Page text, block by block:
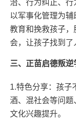
治、行为纠正、行
以军事化管理为
教育和挽救孩子
会，让孩子找到了
三、正苗启德叛逆
1.特色分享：孩子
酒、混社会等问题
文化兴趣提升。